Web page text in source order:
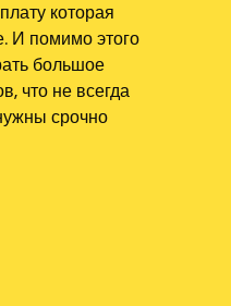
которая
И помимо этого
большое
что не всегда
срочно